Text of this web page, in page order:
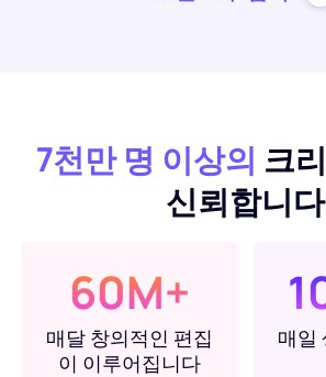
AI 이미지 확장기
이미지 브라이트너
PDF를 PPT로 온라인 변환
PDF를 JPG로
WORD를 JPG로
7천만 명 이상의 크
신뢰합니다
60M+
매달 창의적인 편집
이 이루어집니다
매일